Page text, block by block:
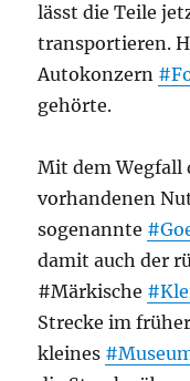
lässt die Teile
transportieren.
Autokonzern
gehörte.
Mit dem Wegfall
vorhandenen
sogenannte
damit auch der
#Märkische
Strecke im
kleines